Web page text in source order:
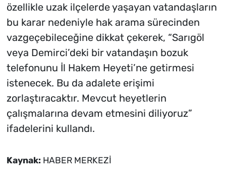
özellikle uzak ilçelerde yaşayan vatandaşların
bu karar nedeniyle hak arama sürecinden
vazgeçebileceğine dikkat çekerek, “Sarıgöl
veya Demirci’deki bir vatandaşın bozuk
telefonunu İl Hakem Heyeti’ne getirmesi
istenecek. Bu da adalete erişimi
zorlaştıracaktır. Mevcut heyetlerin
çalışmalarına devam etmesini diliyoruz”
ifadelerini kullandı.
Kaynak: HABER MERKEZİ